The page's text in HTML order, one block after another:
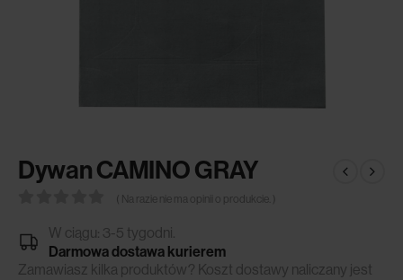
Dywan CAMINO GRAY
( Na razie nie ma opinii o produkcie. )
W ciągu: 3-5 tygodni.
Darmowa dostawa kurierem
Zamawiasz kilka produktów? Koszt dostawy naliczany jest